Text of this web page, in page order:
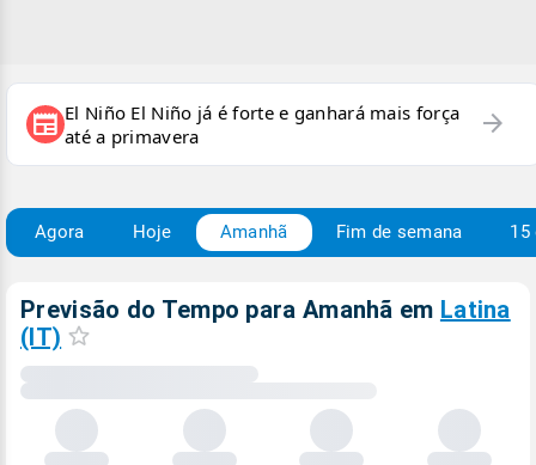
newspaper El Niño El Niño já é forte e ganhará mais força
até a primavera
arrow_forward
Agora Hoje Amanhã Fim de semana 15
Previsão do Tempo para Amanhã em Latina
(IT)
Carregando
dados
meteorológicos